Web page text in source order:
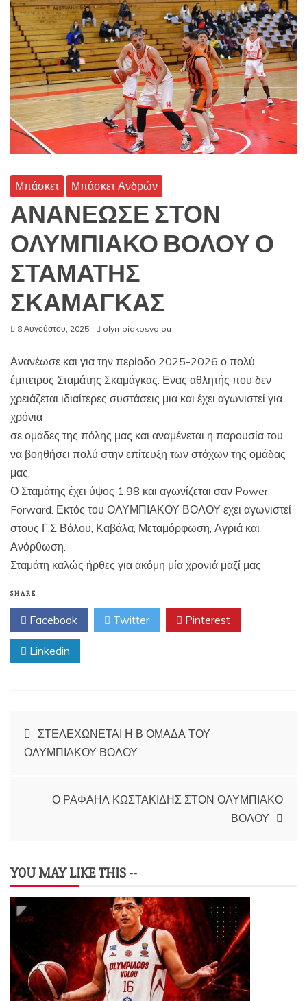
Μπάσκετ Μπάσκετ Ανδρών
ΑΝΑΝΕΩΣΕ ΣΤΟΝ
ΟΛΥΜΠΙΑΚΟ ΒΟΛΟΥ Ο
ΣΤΑΜΑΤΗΣ
ΣΚΑΜΑΓΚΑΣ
8 Αυγούστου, 2025 olympiakosvolou
Ανανέωσε και για την περίοδο 2025-2026 ο πολύ
έμπειρος Σταμάτης Σκαμάγκας. Ενας αθλητής που δεν
χρειάζεται ιδιαίτερες συστάσεις μια και έχει αγωνιστεί για
χρόνια
σε ομάδες της πόλης μας και αναμένεται η παρουσία του
να βοηθήσει πολύ στην επίτευξη των στόχων της ομάδας
μας.
Ο Σταμάτης έχει ύψος 1,98 και αγωνίζεται σαν Power
Forward. Εκτός του ΟΛΥΜΠΙΑΚΟΥ ΒΟΛΟΥ εχει αγωνιστεί
στους Γ.Σ Βόλου, Καβάλα, Μεταμόρφωση, Αγριά και
Ανόρθωση.
Σταμάτη καλώς ήρθες για ακόμη μία χρονιά μαζί μας
SHARE
Facebook Twitter Pinterest
Linkedin
άρθρωνΣΤΕΛΕΧΩΝΕΤΑΙ Η Β ΟΜΑΔΑ ΤΟΥ
ΟΛΥΜΠΙΑΚΟΥ ΒΟΛΟΥ
Ο ΡΑΦΑΗΛ ΚΩΣΤΑΚΙΔΗΣ ΣΤΟΝ ΟΛΥΜΠΙΑΚΟ
ΒΟΛΟΥ
YOU MAY LIKE THIS --